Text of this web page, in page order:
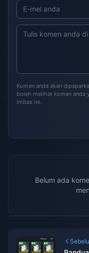
Komen anda akan
boleh melihat komen anda
imbas ini.
Belum ada